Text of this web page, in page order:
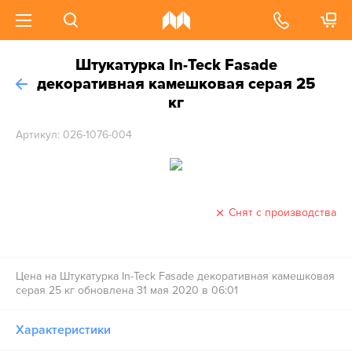
Штукатурка In-Teck Fasade
декоративная камешковая серая 25
кг
Артикул: 026-1076-004
Снят с производства
Цена на Штукатурка In-Teck Fasade декоративная камешковая
серая 25 кг обновлена 31 мая 2020 в 06:01
Характеристики